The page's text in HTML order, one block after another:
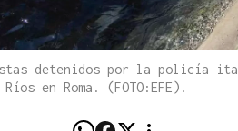
detenidos por la policía
en Roma. (FOTO:EFE).